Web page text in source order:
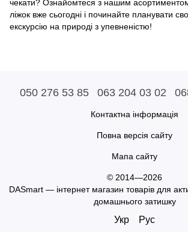
чекати? Ознайомтеся з нашим
ліжок вже сьогодні і починайте планувати
екскурсію на природі з упевненістю!
050 276 53 85 063 204 03 02
Контактна інформація
Повна версія сайту
Мапа сайту
© 2014—2026
DASmart — інтернет магазин товарів для
домашнього затишку
Укр Рус